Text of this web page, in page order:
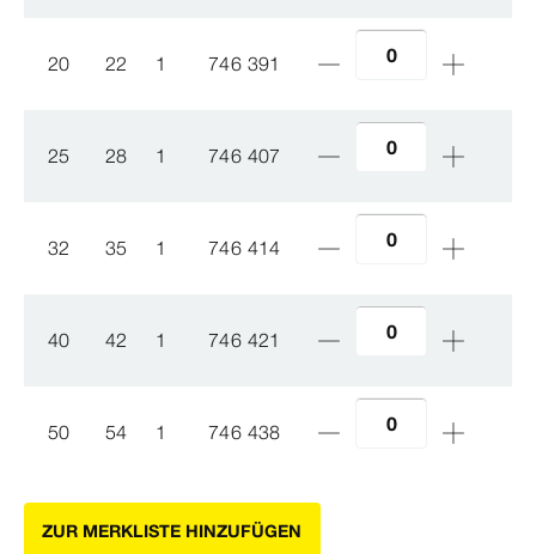
20 22 1 746 391
25 28 1 746 407
32 35 1 746 414
40 42 1 746 421
50 54 1 746 438
ZUR MERKLISTE HINZUFÜGEN